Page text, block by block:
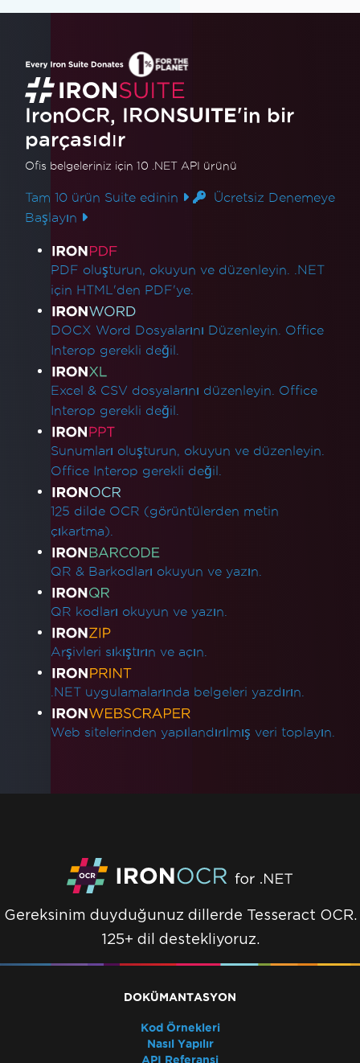
IronOCR, IRONSUITE'in bir
parçasıdır
Ofis belgeleriniz için 10 .NET API ürünü
Tam 10 ürün Suite edinin
Ücretsiz Denemeye
Başlayın
Ürün Bağlantıları
PDF oluşturun, okuyun ve düzenleyin. .NET
için HTML'den PDF'ye.
DOCX Word Dosyalarını Düzenleyin. Office
Interop gerekli değil.
Excel & CSV dosyalarını düzenleyin. Office
Interop gerekli değil.
Sunumları oluşturun, okuyun ve düzenleyin.
Office Interop gerekli değil.
125 dilde OCR (görüntülerden metin
çıkartma).
QR & Barkodları okuyun ve yazın.
QR kodları okuyun ve yazın.
Arşivleri sıkıştırın ve açın.
.NET uygulamalarında belgeleri yazdırın.
Web sitelerinden yapılandırılmış veri toplayın.
Gereksinim duyduğunuz dillerde Tesseract OCR.
125+ dil destekliyoruz.
DOKÜMANTASYON
Kod Örnekleri
Nasıl Yapılır
API Referansi